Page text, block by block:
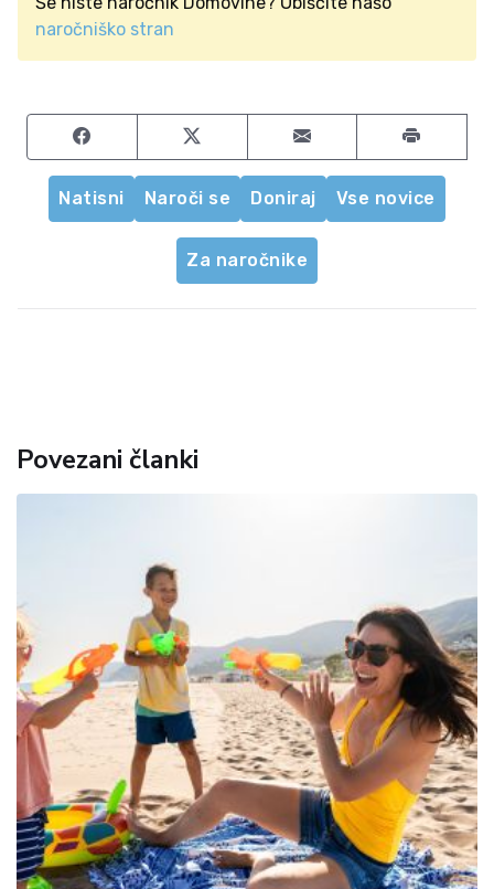
naročniško stran
Share on FacebookShare on TwitterShare by email
Natisni Naroči se Doniraj Vse novice
Za naročnike
Povezani članki